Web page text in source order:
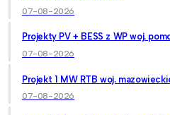
07-08-2026
Projekty PV + BESS z WP woj.
07-08-2026
Projekt 1 MW RTB woj.
07-08-2026